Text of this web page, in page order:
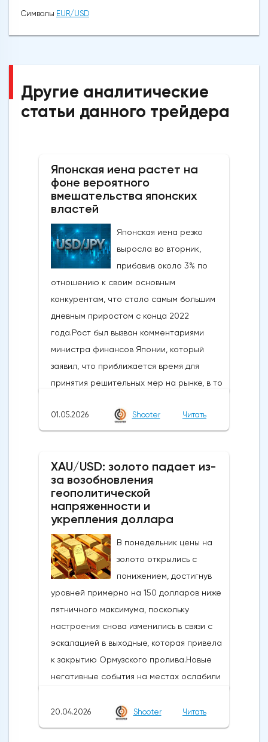
Символы EUR/USD
Другие аналитические
статьи данного трейдера
Японская иена растет на
фоне вероятного
вмешательства японских
властей
Японская иена резко
выросла во вторник,
прибавив около 3% по
отношению к своим основным
конкурентам, что стало самым большим
дневным приростом с конца 2022
года.Рост был вызван комментариями
министра финансов Японии, который
заявил, что приближается время для
принятия решительных мер на рынке, в то
ссылкой на правительство и центральный
банк говорилось, что японские власти
поддержать иену, которая достигла самых
низких уровней с середины 2024 года,
когда проводилась последняя
интервенция. произошло.Сегодняшние
действия следуют недавнему сообщению
о готовности властей вмешаться, когда
пара USDJPY преодолеет сопротивление
в зоне 160Новое ускорение достигло
уровней, которые в последний раз
торговались в конце февраля, и
ознаменовало коррекцию почти на 61,8%
от ралли 152,39/160,72, при этом
значительный медвежий сигнал был
облако Ишимоку (расположенное между
01.05.2026 Shooter Читать
XAU/USD: золото падает из-
за возобновления
геополитической
напряженности и
укрепления доллара
В понедельник цены на
золото открылись с
понижением, достигнув
уровней примерно на 150 долларов ниже
пятничного максимума, поскольку
настроения снова изменились в связи с
эскалацией в выходные, которая привела
к закрытию Ормузского пролива.Новые
негативные события на местах ослабили
инфляции и других факторов, связанных с
военной обстановкой, а также
20.04.2026 Shooter Читать